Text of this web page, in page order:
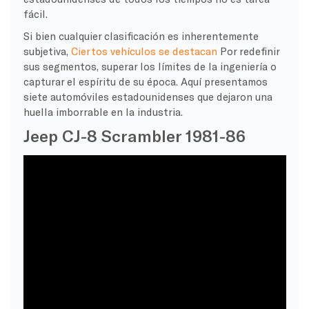
fácil.
Si bien cualquier clasificación es inherentemente
subjetiva, Ciertos vehículos se destacan Por redefinir
sus segmentos, superar los límites de la ingeniería o
capturar el espíritu de su época. Aquí presentamos
siete automóviles estadounidenses que dejaron una
huella imborrable en la industria.
Jeep CJ-8 Scrambler 1981-86